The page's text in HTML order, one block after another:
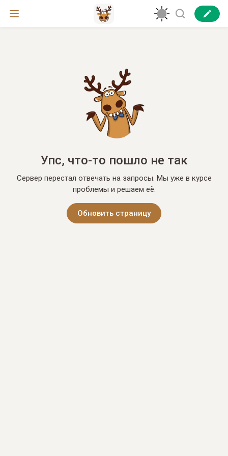
Упс, что-то пошло не так
Сервер перестал отвечать на запросы. Мы уже в курсе
проблемы и решаем её.
Обновить страницу